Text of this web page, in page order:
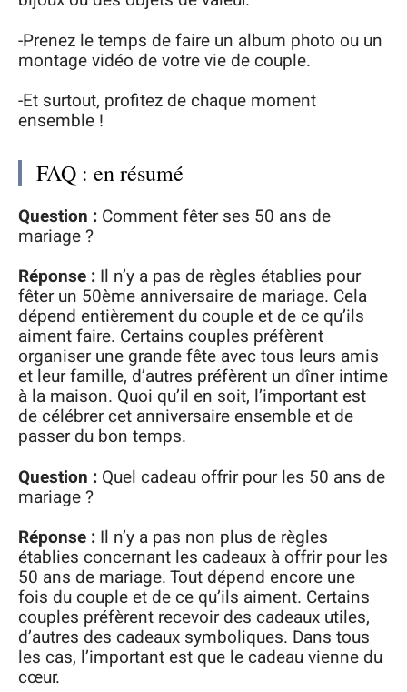
-Prenez le temps de faire un album photo ou un
montage vidéo de votre vie de couple.
-Et surtout, profitez de chaque moment
ensemble !
FAQ : en résumé
Question : Comment fêter ses 50 ans de
mariage ?
Réponse : Il n’y a pas de règles établies pour
fêter un 50ème anniversaire de mariage. Cela
dépend entièrement du couple et de ce qu’ils
aiment faire. Certains couples préfèrent
organiser une grande fête avec tous leurs amis
et leur famille, d’autres préfèrent un dîner intime
à la maison. Quoi qu’il en soit, l’important est
de célébrer cet anniversaire ensemble et de
passer du bon temps.
Question : Quel cadeau offrir pour les 50 ans de
mariage ?
Réponse : Il n’y a pas non plus de règles
établies concernant les cadeaux à offrir pour les
50 ans de mariage. Tout dépend encore une
fois du couple et de ce qu’ils aiment. Certains
couples préfèrent recevoir des cadeaux utiles,
d’autres des cadeaux symboliques. Dans tous
les cas, l’important est que le cadeau vienne du
cœur.